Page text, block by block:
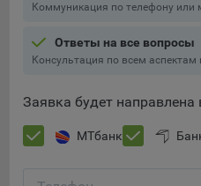
Коммуникация по телефону или
Ответы на все вопросы
Консультация по всем
Заявка будет направлена
МТбанк